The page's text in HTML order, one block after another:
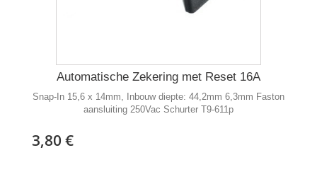
Automatische Zekering met Reset 16A
Snap-In 15,6 x 14mm, Inbouw diepte: 44,2mm 6,3mm Faston
aansluiting 250Vac Schurter T9-611p
3,80 €